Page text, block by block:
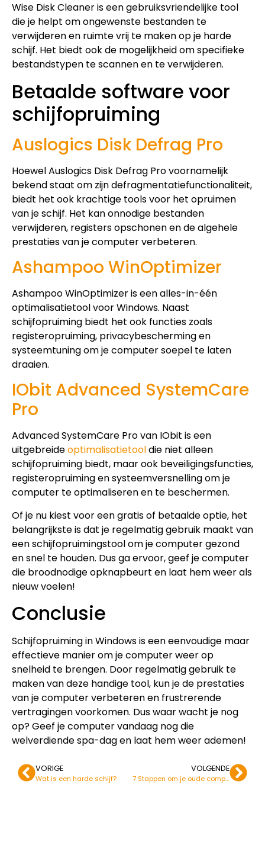
Wise Disk Cleaner is een gebruiksvriendelijke tool
die je helpt om ongewenste bestanden te
verwijderen en ruimte vrij te maken op je harde
schijf. Het biedt ook de mogelijkheid om specifieke
bestandstypen te scannen en te verwijderen.
Betaalde software voor
schijfopruiming
Auslogics Disk Defrag Pro
Hoewel Auslogics Disk Defrag Pro voornamelijk
bekend staat om zijn defragmentatiefunctionaliteit,
biedt het ook krachtige tools voor het opruimen
van je schijf. Het kan onnodige bestanden
verwijderen, registers opschonen en de algehele
prestaties van je computer verbeteren.
Ashampoo WinOptimizer
Ashampoo WinOptimizer is een alles-in-één
optimalisatietool voor Windows. Naast
schijfopruiming biedt het ook functies zoals
registeropruiming, privacybescherming en
systeemtuning om je computer soepel te laten
draaien.
IObit Advanced SystemCare
Pro
Advanced SystemCare Pro van IObit is een
uitgebreideoptimalisatietooldie niet alleen
schijfopruiming biedt, maar ook beveiligingsfuncties,
registeropruiming en systeemversnelling om je
computer te optimaliseren en te beschermen.
Of je nu kiest voor een gratis of betaalde optie, het
belangrijkste is dat je regelmatig gebruik maakt van
een schijfopruimingstool om je computer gezond
en snel te houden. Dus ga ervoor, geef je computer
die broodnodige opknapbeurt en laat hem weer als
nieuw voelen!
Conclusie
Schijfopruiming in Windows is een eenvoudige maar
effectieve manier om je computer weer op
snelheid te brengen. Door regelmatig gebruik te
maken van deze handige tool, kun je de prestaties
van je computer verbeteren en frustrerende
vertragingen voorkomen. Dus waar wacht je nog
op? Geef je computer vandaag nog die
welverdiende spa-dag en laat hem weer ademen!
VORIGE
Wat is een harde schijf?
VOLGENDE
7 Stappen om je oude computer te optimaliseren en versnellen